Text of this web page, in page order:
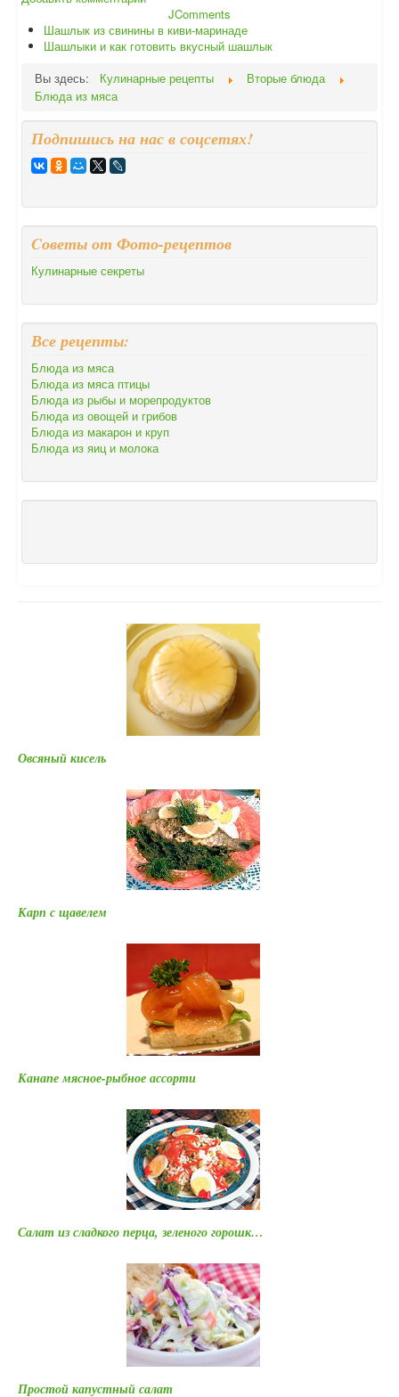
JComments
Шашлык из свинины в киви-маринаде
Шашлыки и как готовить вкусный шашлык
Вы здесь:
Кулинарные рецепты
Вторые блюда
Блюда из мяса
Подпишись на нас в соцсетях!
Cоветы от Фото-рецептов
Кулинарные секреты
Все рецепты:
Блюда из мяса
Блюда из мяса птицы
Блюда из рыбы и морепродуктов
Блюда из овощей и грибов
Блюда из макарон и круп
Блюда из яиц и молока
Овсяный кисель
Карп с щавелем
Канапе мясное-рыбное ассорти
Салат из сладкого перца, зеленого горошк…
Простой капустный салат